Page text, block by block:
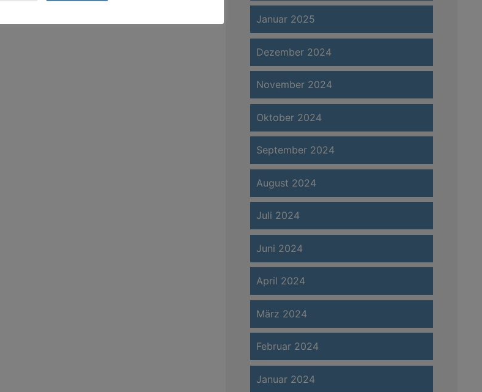
Januar 2025
Dezember 2024
November 2024
Oktober 2024
September 2024
August 2024
Juli 2024
Juni 2024
April 2024
März 2024
Februar 2024
Januar 2024